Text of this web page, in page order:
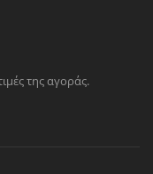
της αγοράς.